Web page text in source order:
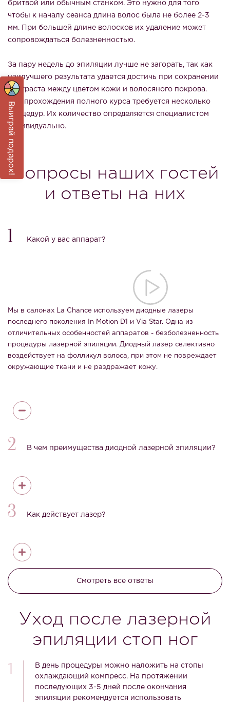
бритвой или обычным станком. Это нужно для того
чтобы к началу сеанса длина волос была не более 2-3
мм. При большей длине волосков их удаление может
сопровождаться болезненностью.
За пару недель до эпиляции лучше не загорать, так как
наилучшего результата удается достичь при сохранении
контраста между цветом кожи и волосяного покрова.
Для прохождения полного курса требуется несколько
процедур. Их количество определяется специалистом
индивидуально.
Вопросы наших гостей
и ответы на них
1 Какой у вас аппарат?
Мы в салонах La Chance используем диодные лазеры
последнего поколения In Motion D1 и Via Star. Одна из
отличительных особенностей аппаратов - безболезненность
процедуры лазерной эпиляции. Диодный лазер селективно
воздействует на фолликул волоса, при этом не повреждает
окружающие ткани и не раздражает кожу.
2 В чем преимущества диодной лазерной эпиляции?
3 Как действует лазер?
Смотреть все ответы
Уход после лазерной
эпиляции стоп ног
В день процедуры можно наложить на стопы
охлаждающий компресс. На протяжении
последующих 3-5 дней после окончания
эпиляции рекомендуется использовать
Выиграй подарок!